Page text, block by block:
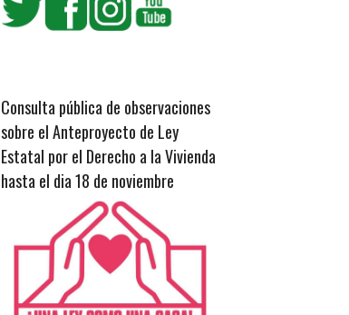
Consulta pública de observaciones
sobre el Anteproyecto de Ley
Estatal por el Derecho a la Vivienda
hasta el dia 18 de noviembre